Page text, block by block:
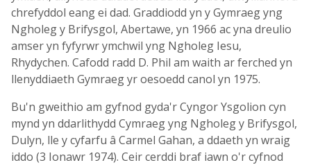
chrefyddol eang ei dad. Graddiodd yn y Gymraeg yng
Ngholeg y Brifysgol, Abertawe, yn 1966 ac yna dreulio
amser yn fyfyrwr ymchwil yng Ngholeg Iesu,
Rhydychen. Cafodd radd D. Phil am waith ar ferched yn
llenyddiaeth Gymraeg yr oesoedd canol yn 1975.
Bu'n gweithio am gyfnod gyda'r Cyngor Ysgolion cyn
mynd yn ddarlithydd Cymraeg yng Ngholeg y Brifysgol,
Dulyn, lle y cyfarfu â Carmel Gahan, a ddaeth yn wraig
iddo (3 Ionawr 1974). Ceir cerddi braf iawn o'r cyfnod